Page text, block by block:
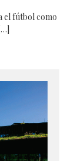
el fútbol como